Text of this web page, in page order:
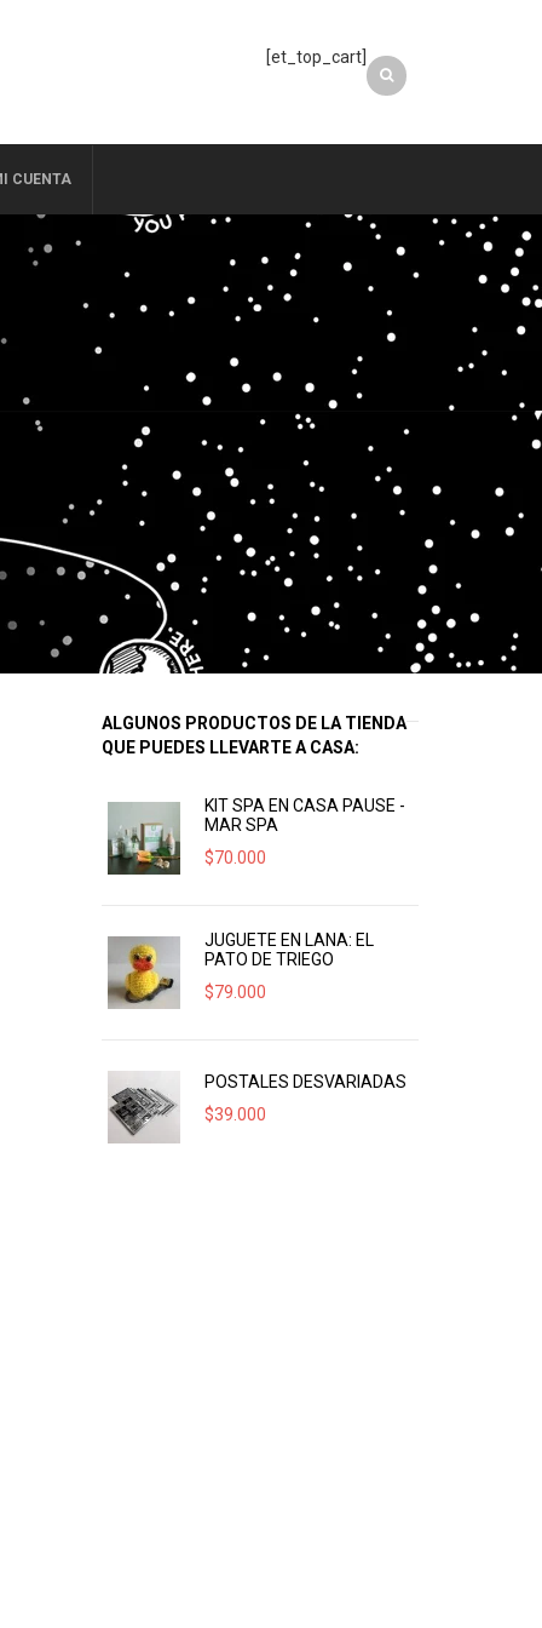
[et_top_cart]
CUENTA
ALGUNOS PRODUCTOS DE LA TIENDA
QUE PUEDES LLEVARTE A CASA:
KIT SPA EN CASA PAUSE -
MAR SPA
$70.000
JUGUETE EN LANA: EL
PATO DE TRIEGO
$79.000
POSTALES DESVARIADAS
$39.000